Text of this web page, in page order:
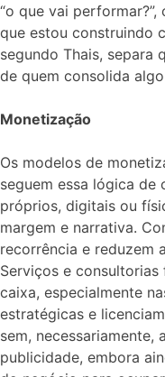
“o que vai
que estou construindo
segundo Thais, separa
de quem consolida
Monetização
Os modelos de
seguem essa lógica
próprios, digitais ou
margem e narrativa.
recorrência e reduzem
Serviços e
caixa, especialmente
estratégicas e
sem, necessariamente,
publicidade, embora